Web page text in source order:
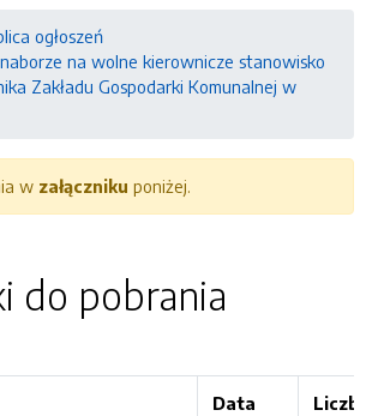
ogłoszeń
na wolne kierownicze stanowisko
Zakładu Gospodarki Komunalnej w
w załączniku poniżej.
do pobrania
Data
Liczba